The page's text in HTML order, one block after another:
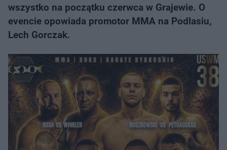
wszystko na początku czerwca w Grajewie. O
evencie opowiada promotor MMA na Podlasiu,
Lech Gorczak.